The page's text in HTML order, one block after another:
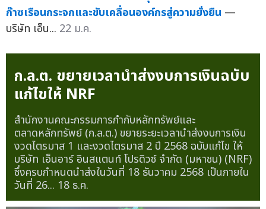
ก๊าซเรือนกระจกและขับเคลื่อนองค์กรสู่ความยั่งยืน —
บริษัท เอ็น... 22 ม.ค.
ก.ล.ต. ขยายเวลานำส่งงบการเงินฉบับ
แก้ไขให้ NRF
สำนักงานคณะกรรมการกำกับหลักทรัพย์และ
ตลาดหลักทรัพย์ (ก.ล.ต.) ขยายระยะเวลานำส่งงบการเงิน
งวดไตรมาส 1 และงวดไตรมาส 2 ปี 2568 ฉบับแก้ไข ให้
บริษัท เอ็นอาร์ อินสแตนท์ โปรดิวซ์ จำกัด (มหาชน) (NRF)
ซึ่งครบกำหนดนำส่งในวันที่ 18 ธันวาคม 2568 เป็นภายใน
วันที่ 26... 18 ธ.ค.